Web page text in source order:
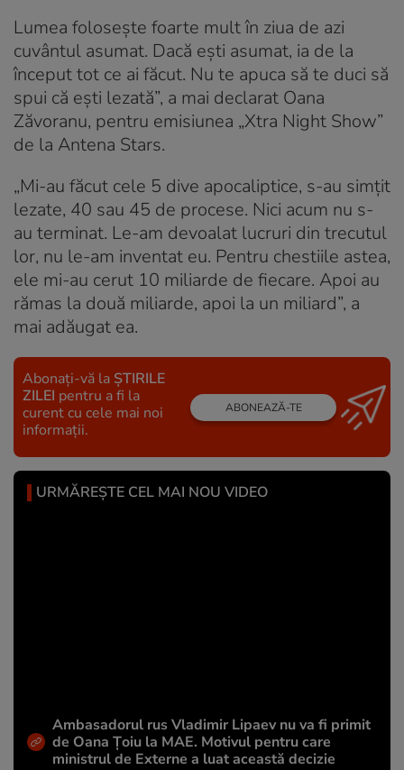
Lumea folosește foarte mult în ziua de azi
cuvântul asumat. Dacă ești asumat, ia de la
început tot ce ai făcut. Nu te apuca să te duci să
spui că ești lezată”, a mai declarat Oana
Zăvoranu, pentru emisiunea „Xtra Night Show”
de la Antena Stars.
„Mi-au făcut cele 5 dive apocaliptice, s-au simțit
lezate, 40 sau 45 de procese. Nici acum nu s-
au terminat. Le-am devoalat lucruri din trecutul
lor, nu le-am inventat eu. Pentru chestiile astea,
ele mi-au cerut 10 miliarde de fiecare. Apoi au
rămas la două miliarde, apoi la un miliard”, a
mai adăugat ea.
Abonați-vă la ȘTIRILE
ZILEI pentru a fi la
curent cu cele mai noi
informații.
ABONEAZĂ-TE
URMĂREȘTE CEL MAI NOU VIDEO
Ambasadorul rus Vladimir Lipaev nu va fi primit
de Oana Țoiu la MAE. Motivul pentru care
ministrul de Externe a luat această decizie